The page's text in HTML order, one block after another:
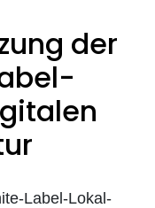
der
Label-Lokal-